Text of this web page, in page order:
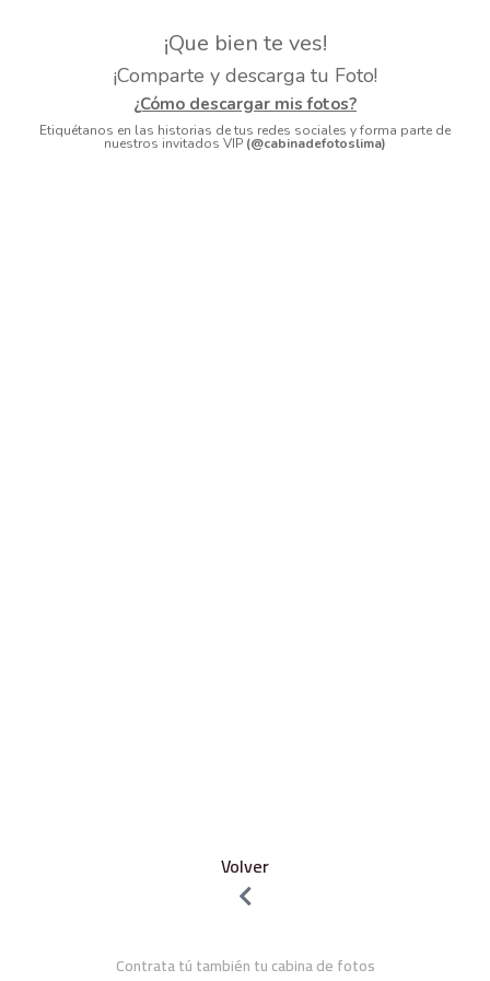
¡Que bien te ves!
¡Comparte y descarga tu Foto!
¿Cómo descargar mis fotos?
Etiquétanos en las historias de tus redes sociales y forma parte de
nuestros invitados VIP (@cabinadefotoslima)
Volver
Contrata tú también tu cabina de fotos